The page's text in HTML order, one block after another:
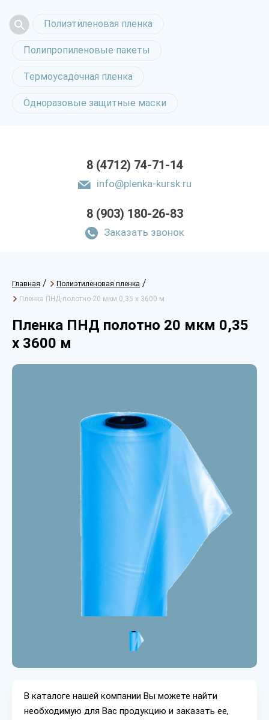
Полиэтиленовая пленка
Полипропиленовые пакеты
Термоусадочная пленка
Одноразовые защитные маски
8 (4712) 74-71-14
info@plenka-kursk.ru
8 (903) 180-26-83
Заказать звонок
Главная / Полиэтиленовая пленка /
Пленка ПНД полотно 20 мкм 0,35 х 3600 м
Пленка ПНД полотно 20 мкм 0,35
х 3600 м
В каталоге нашей компании Вы можете найти
необходимую для Вас продукцию и заказать ее,